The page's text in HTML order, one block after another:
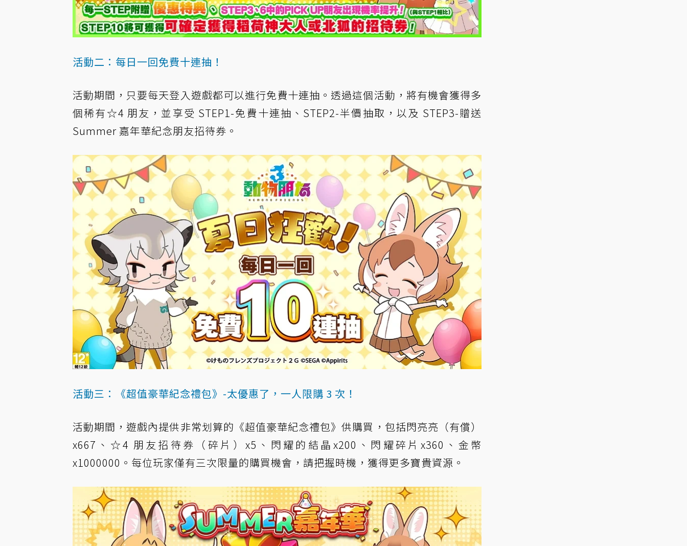
活動二：每日一回免費十連抽！
活動期間，只要每天登入遊戲都可以進行免費十連抽。透過這個活動，將有機會獲得多
個稀有☆4 朋友，並享受 STEP1-免費十連抽、STEP2-半價抽取，以及 STEP3-贈送
Summer 嘉年華紀念朋友招待券。
活動三：《超值豪華紀念禮包》-太優惠了，一人限購 3 次！
活動期間，遊戲內提供非常划算的《超值豪華紀念禮包》供購買，包括閃亮亮（有償）
x667、☆4 朋友招待券（碎片）x5、閃耀的結晶x200、閃耀碎片x360、金幣
x1000000。每位玩家僅有三次限量的購買機會，請把握時機，獲得更多寶貴資源。